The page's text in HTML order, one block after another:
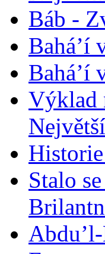
Báb -
Bahá’í
Bahá’í
Výklad
Stalo